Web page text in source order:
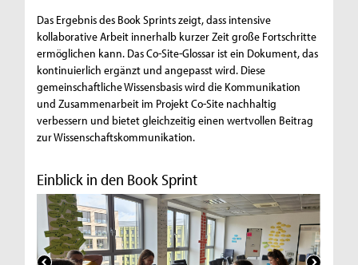
Das Ergebnis des Book Sprints zeigt, dass intensive
kollaborative Arbeit innerhalb kurzer Zeit große Fortschritte
ermöglichen kann. Das Co-Site-Glossar ist ein Dokument, das
kontinuierlich ergänzt und angepasst wird. Diese
gemeinschaftliche Wissensbasis wird die Kommunikation
und Zusammenarbeit im Projekt Co-Site nachhaltig
verbessern und bietet gleichzeitig einen wertvollen Beitrag
zur Wissenschaftskommunikation.
Einblick in den Book Sprint